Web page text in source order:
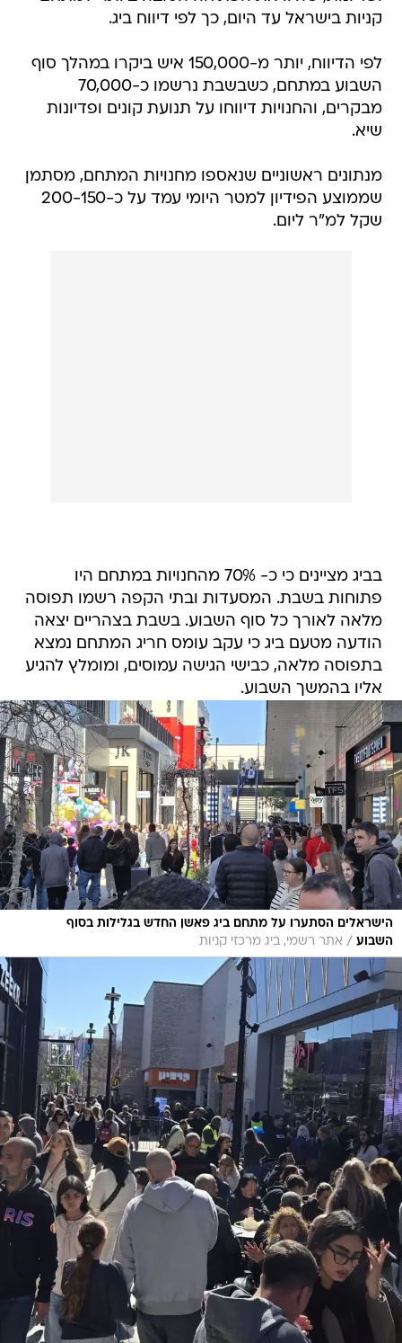
קניות בישראל עד היום, כך לפי דיווח ביג.
לפי הדיווח, יותר מ-150,000 איש ביקרו במהלך סוף
השבוע במתחם, כשבשבת נרשמו כ-70,000
מבקרים, והחנויות דיווחו על תנועת קונים ופדיונות
שיא.
מנתונים ראשוניים שנאספו מחנויות המתחם, מסתמן
שממוצע הפידיון למטר היומי עמד על כ-200-150
שקל למ"ר ליום.
בביג מציינים כי כ- 70% מהחנויות במתחם היו
פתוחות בשבת. המסעדות ובתי הקפה רשמו תפוסה
מלאה לאורך כל סוף השבוע. בשבת בצהריים יצאה
הודעה מטעם ביג כי עקב עומס חריג המתחם נמצא
בתפוסה מלאה, כבישי הגישה עמוסים, ומומלץ להגיע
אליו בהמשך השבוע.
הישראלים הסתערו על מתחם ביג פאשן החדש בגלילות בסוף
השבוע / אתר רשמי, ביג מרכזי קניות